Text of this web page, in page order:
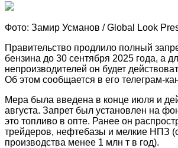
Фото: Замир Усманов / Global Look
Правительство продлило полный
бензина до 30 сентября 2025 года, а
непроизводителей он будет
Об этом сообщается в его телеграм-
Мера была введена в конце июля и
августа. Запрет был установлен на
это топливо в опте. Ранее он
трейдеров, нефтебазы и мелкие НПЗ
производства менее 1 млн т в год).